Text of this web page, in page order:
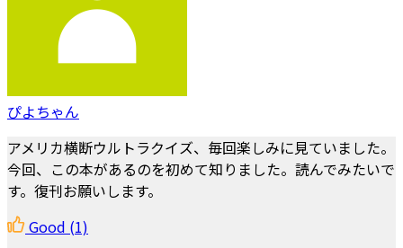
ぴよちゃん
アメリカ横断ウルトラクイズ、毎回楽しみに見ていました。
今回、この本があるのを初めて知りました。読んでみたいで
す。復刊お願いします。
Good (1)